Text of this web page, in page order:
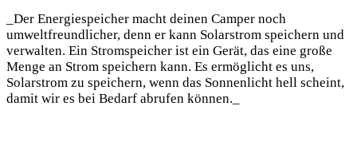
_Der ⁤Energiespeicher macht deinen Camper noch
umweltfreundlicher, denn er kann Solarstrom speichern und
⁢verwalten. Ein Stromspeicher ‌ist ein Gerät, das eine ⁢große
Menge an⁣ Strom ‌speichern​ kann. Es ermöglicht es⁢ uns,
Solarstrom zu speichern, ⁢wenn das Sonnenlicht hell scheint,
damit wir ⁣es⁢ bei Bedarf abrufen können._